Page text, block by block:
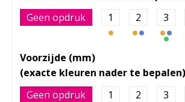
Geen opdruk 1 2 3
Voorzijde (mm)
Geen opdruk 1 2 3